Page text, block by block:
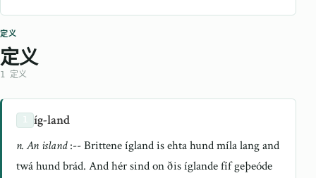
定义
定义
1 定义
íg-land
n. An island:-- Brittene ígland is ehta hund míla lang and
twá hund brád. And hér sind on ðis íglande fíf geþeóde